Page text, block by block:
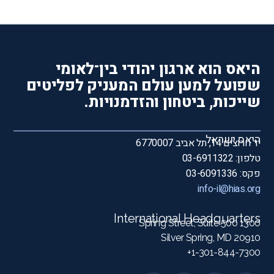
היאס הוא ארגון יהודי בין־לאומי
שפועל למען עולם המעניק לפליטים
שייכות, ביטחון והזדמנויות.
היאס ישראל
יד חרוצים 14, תל אביב 6770007
טלפון: 03-6911322
פקס: 03-6091336
info-il@hias.org
International Headquarters
1300 Spring Street, Suite 500
Silver Spring, MD 20910
1-301-844-7300+